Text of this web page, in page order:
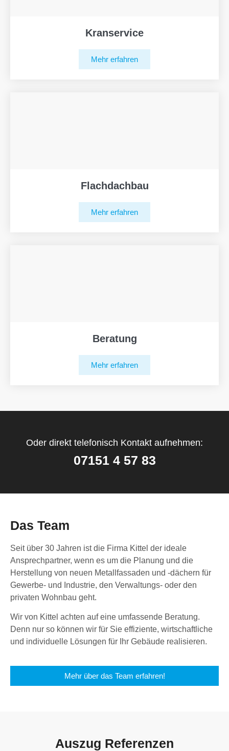
Kranservice
Mehr erfahren
Flachdachbau
Mehr erfahren
Beratung
Mehr erfahren
Oder direkt telefonisch Kontakt aufnehmen:
07151 4 57 83
Das Team
Seit über 30 Jahren ist die Firma Kittel der ideale
Ansprechpartner, wenn es um die Planung und die
Herstellung von neuen Metallfassaden und -dächern für
Gewerbe- und Industrie, den Verwaltungs- oder den
privaten Wohnbau geht.
Wir von Kittel achten auf eine umfassende Beratung.
Denn nur so können wir für Sie effiziente, wirtschaftliche
und individuelle Lösungen für Ihr Gebäude realisieren.
Mehr über das Team erfahren!
Auszug Referenzen